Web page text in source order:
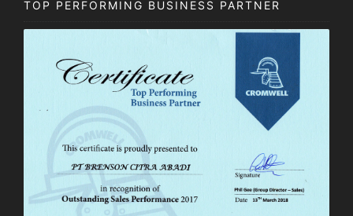
TOP PERFORMING BUSINESS PARTNER